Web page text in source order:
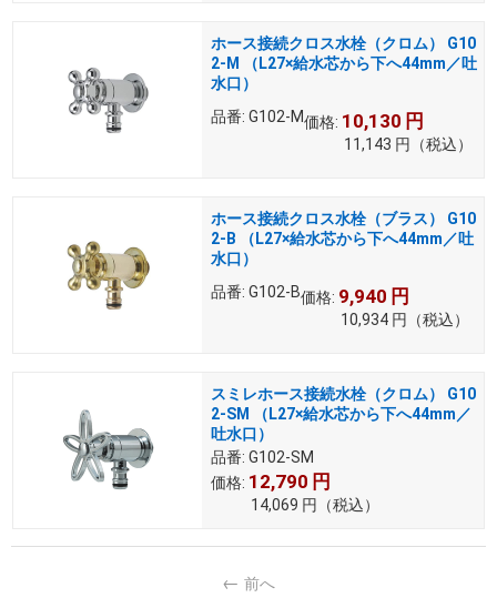
ホース接続クロス水栓（クロム） G10
2-M （L27×給水芯から下へ44mm／吐
水口）
品番: G102-M価格: 10,130 円
11,143 円 （税込）
ホース接続クロス水栓（ブラス） G10
2-B （L27×給水芯から下へ44mm／吐
水口）
品番: G102-B価格: 9,940 円
10,934 円 （税込）
スミレホース接続水栓（クロム） G10
2-SM （L27×給水芯から下へ44mm／
吐水口）
品番: G102-SM
価格: 12,790 円
14,069 円 （税込）
前へ